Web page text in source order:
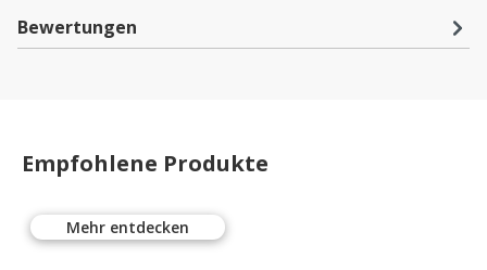
Bewertungen
Empfohlene Produkte
Mehr entdecken